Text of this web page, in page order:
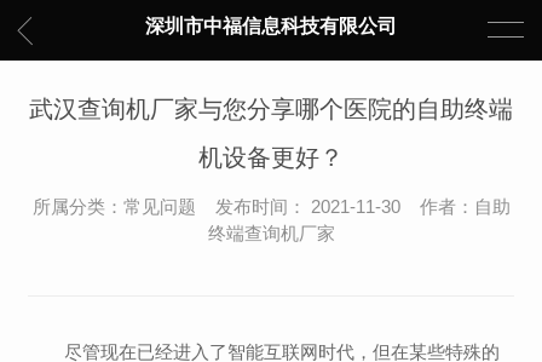
深圳市中福信息科技有限公司
武汉查询机厂家与您分享哪个医院的自助终端
机设备更好？
所属分类：常见问题 发布时间： 2021-11-30 作者：自助
终端查询机厂家
尽管现在已经进入了智能互联网时代，但在某些特殊的